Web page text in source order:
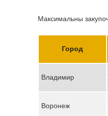
Максимальны
Город
Владимир
Воронеж